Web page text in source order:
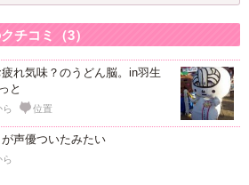
チコミ（3）
れ気味？のうどん脳。in羽生
と
位置
声優ついたみたい